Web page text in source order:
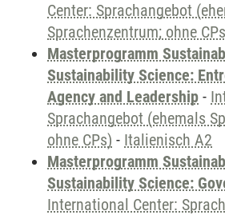
Center: Sprachangebot
Sprachenzentrum; ohne
Masterprogramm
Sustainability Science:
Agency and Leadership -
Sprachangebot (ehemals
ohne CPs) - Italienisch A2
Masterprogramm
Sustainability Science:
International Center: